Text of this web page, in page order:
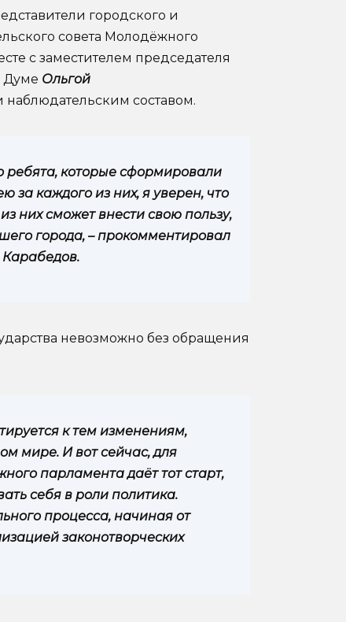
городского и
совета Молодёжного
с заместителем председателя
Думе Ольгой
составом.
ребята, которые сформировали
каждого из них, я уверен, что
них сможет внести свою пользу,
города, – прокомментировал
невозможно без обращения
к тем изменениям,
мире. И вот сейчас, для
парламента даёт тот старт,
себя в роли политика.
процесса, начиная от
законотворческих